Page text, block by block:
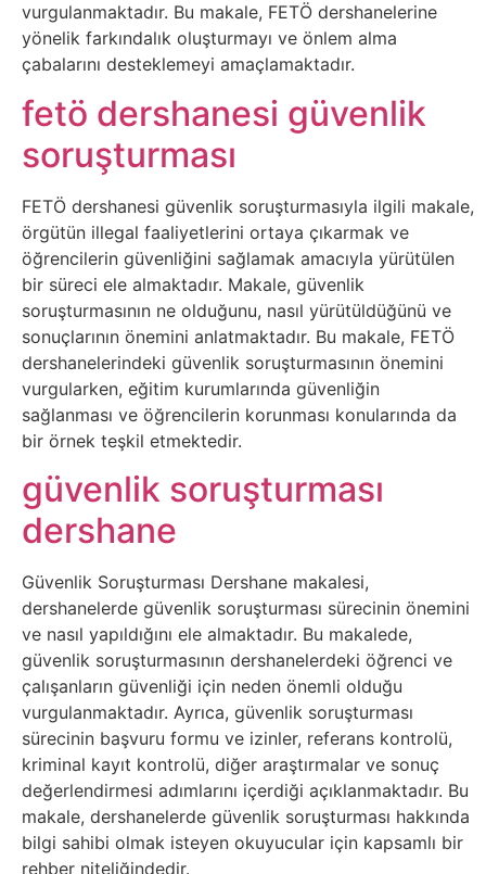
Dokümanlar
Download
E-
Devlet
Eğitim
Elektronik
Cihazlar
Facebook
Felsefe
Finans
Genel
Gezi
Gizem
Grafik
&
vurgulanmaktadır. Bu makale, FETÖ dershanelerine
yönelik farkındalık oluşturmayı ve önlem alma
çabalarını desteklemeyi amaçlamaktadır.
fetö dershanesi güvenlik
soruşturması
FETÖ dershanesi güvenlik soruşturmasıyla ilgili makale,
örgütün illegal faaliyetlerini ortaya çıkarmak ve
öğrencilerin güvenliğini sağlamak amacıyla yürütülen
bir süreci ele almaktadır. Makale, güvenlik
soruşturmasının ne olduğunu, nasıl yürütüldüğünü ve
sonuçlarının önemini anlatmaktadır. Bu makale, FETÖ
dershanelerindeki güvenlik soruşturmasının önemini
vurgularken, eğitim kurumlarında güvenliğin
sağlanması ve öğrencilerin korunması konularında da
bir örnek teşkil etmektedir.
güvenlik soruşturması
dershane
Güvenlik Soruşturması Dershane makalesi,
dershanelerde güvenlik soruşturması sürecinin önemini
ve nasıl yapıldığını ele almaktadır. Bu makalede,
güvenlik soruşturmasının dershanelerdeki öğrenci ve
çalışanların güvenliği için neden önemli olduğu
vurgulanmaktadır. Ayrıca, güvenlik soruşturması
sürecinin başvuru formu ve izinler, referans kontrolü,
kriminal kayıt kontrolü, diğer araştırmalar ve sonuç
değerlendirmesi adımlarını içerdiği açıklanmaktadır. Bu
makale, dershanelerde güvenlik soruşturması hakkında
bilgi sahibi olmak isteyen okuyucular için kapsamlı bir
rehber niteliğindedir.